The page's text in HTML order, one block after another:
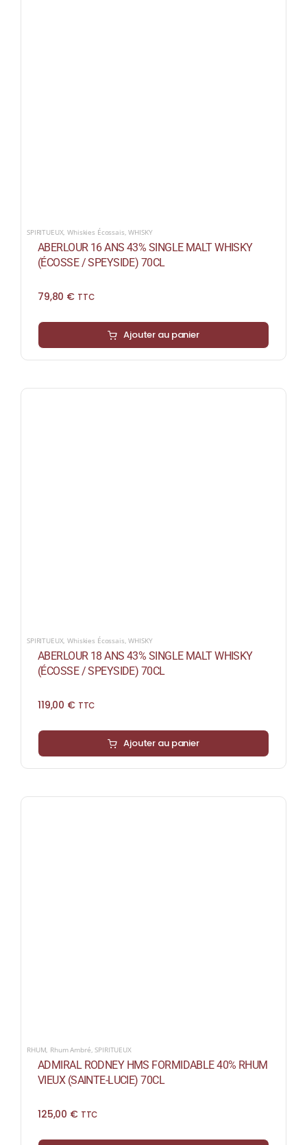
SPIRITUEUX,Whiskies Écossais,WHISKY
ABERLOUR 16 ANS 43% SINGLE MALT WHISKY
(ÉCOSSE / SPEYSIDE) 70CL
79,80 € TTC
Ajouter au panier
SPIRITUEUX,Whiskies Écossais,WHISKY
ABERLOUR 18 ANS 43% SINGLE MALT WHISKY
(ÉCOSSE / SPEYSIDE) 70CL
119,00 € TTC
Ajouter au panier
RHUM, Rhum Ambré,SPIRITUEUX
ADMIRAL RODNEY HMS FORMIDABLE 40% RHUM
VIEUX (SAINTE-LUCIE) 70CL
125,00 € TTC